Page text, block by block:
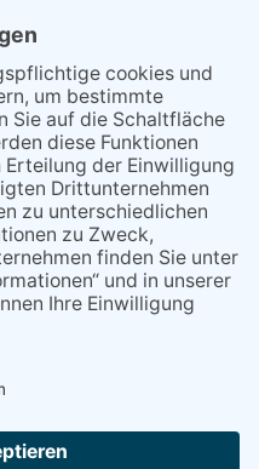
Computer nicht
kommunizieren
für überregionale
– Ein kleiner Blick
durch Nutzung
Tonne statt Säcken
OBEN